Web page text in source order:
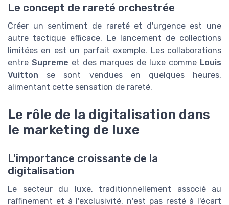
Le concept de rareté orchestrée
Créer un sentiment de rareté et d'urgence est une
autre tactique efficace. Le lancement de collections
limitées en est un parfait exemple. Les collaborations
entre Supreme et des marques de luxe comme Louis
Vuitton se sont vendues en quelques heures,
alimentant cette sensation de rareté.
Le rôle de la digitalisation dans
le marketing de luxe
L'importance croissante de la
digitalisation
Le secteur du luxe, traditionnellement associé au
raffinement et à l'exclusivité, n'est pas resté à l'écart